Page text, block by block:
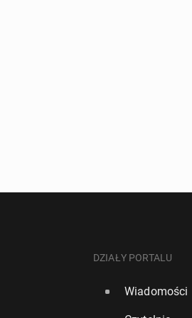
DZIAŁY PORTALU
Wiadomości